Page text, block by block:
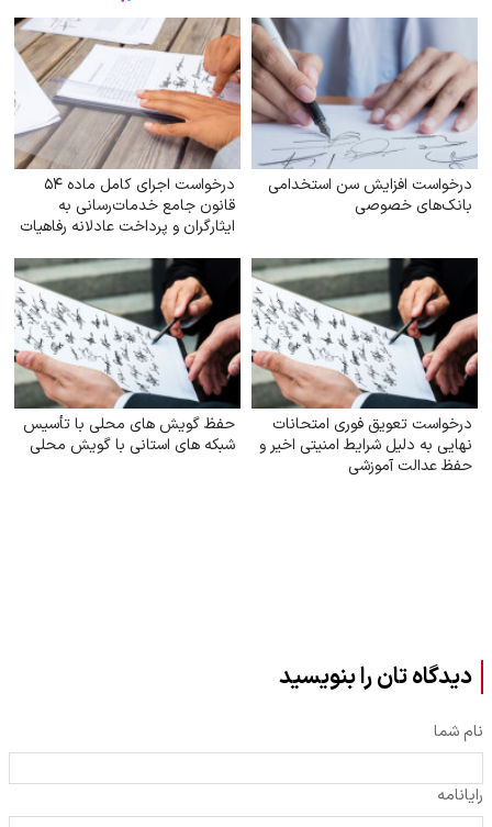
درخواست افزایش سن استخدامی
بانک‌های خصوصی
درخواست اجرای کامل ماده ۵۴
قانون جامع خدمات‌رسانی به
ایثارگران و پرداخت عادلانه رفاهیات
درخواست تعویق فوری امتحانات
نهایی به دلیل شرایط امنیتی اخیر و
حفظ عدالت آموزشی
حفظ گویش های محلی با تأسیس
شبکه های استانی با گویش محلی
دیدگاه تان را بنویسید
نام شما
رایانامه